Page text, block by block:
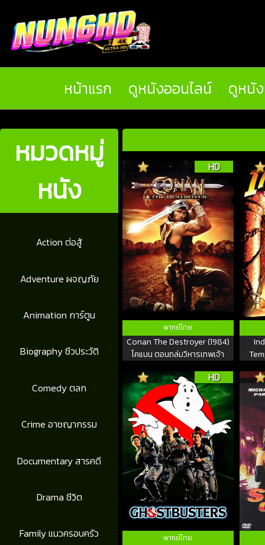
หน้าแรก ดูหนังออนไลน์ ดูหนั
หมวดหมู่
หนัง
Action ต่อสู้
Adventure ผจญภัย
Animation การ์ตูน
Biography ชีวประวัติ
Comedy ตลก
Crime อาชญากรรม
Documentary สารคดี
Drama ชีวิต
Family แนวครอบครัว
HD
พากย์ไทย
Conan The Destroyer (1984)
โคแนน ตอนถล่มวิหารเทพเจ้า
HD
พากย์ไทย